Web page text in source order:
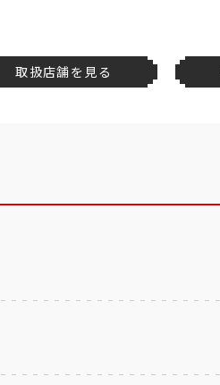
取扱店舗を見る